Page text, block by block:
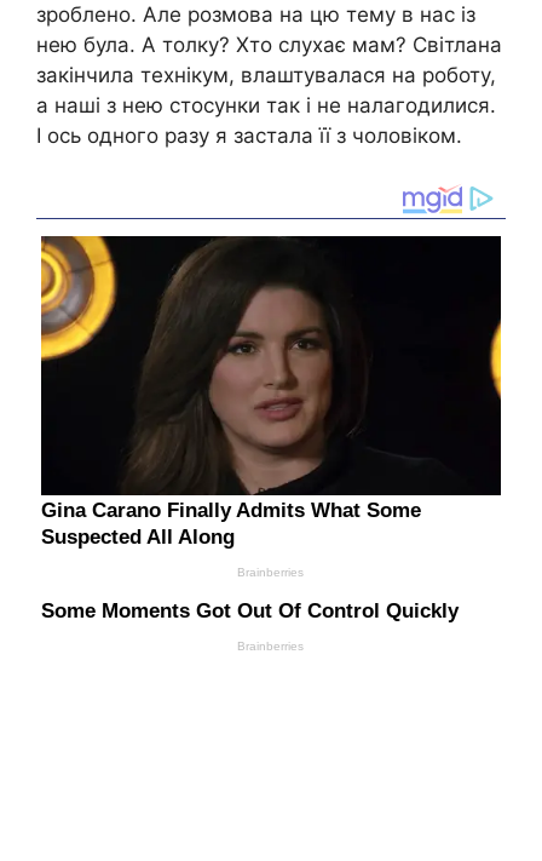
зроблено. Але розмова на цю тему в нас із
нею була. А толку? Хто слухає мам? Світлана
закінчила технікум, влаштувалася на роботу,
а наші з нею стосунки так і не налагодилися.
І ось одного разу я застала її з чоловіком.